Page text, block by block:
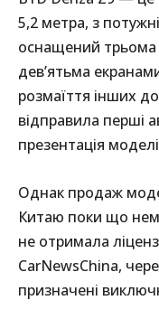
5,2 метра, з
оснащений трьома
дев’ятьма
розмаїття інших
відправила перші
презентація
Однак продаж
Китаю поки що
не отримала
CarNewsChina,
призначені